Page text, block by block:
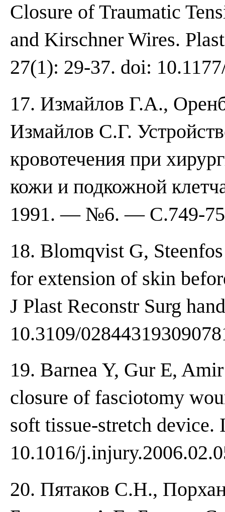
Closure of Traumatic
and Kirschner Wires.
27(1): 29-37. doi:
17. Измайлов Г.А.,
Измайлов С.Г.
кровотечения при
кожи и подкожной
1991. — №6. — С.749-
18. Blomqvist G,
for extension of skin
J Plast Reconstr Surg
10.3109/
19. Barnea Y, Gur E,
closure of fasciotomy
soft tissue-stretch
10.1016/
20. Пятаков С.Н.,